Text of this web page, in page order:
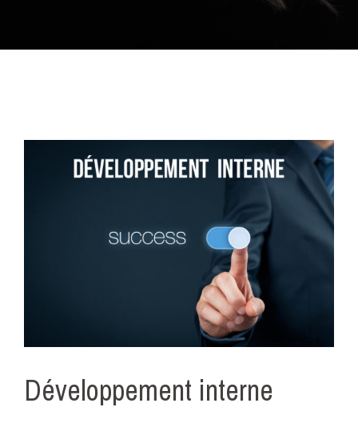
Développement interne